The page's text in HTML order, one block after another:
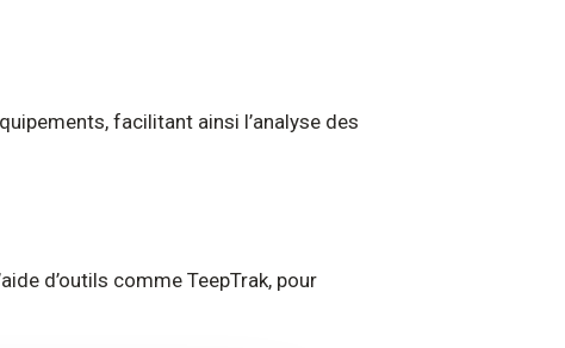
facilitant ainsi l’analyse des
d’outils comme TeepTrak, pour